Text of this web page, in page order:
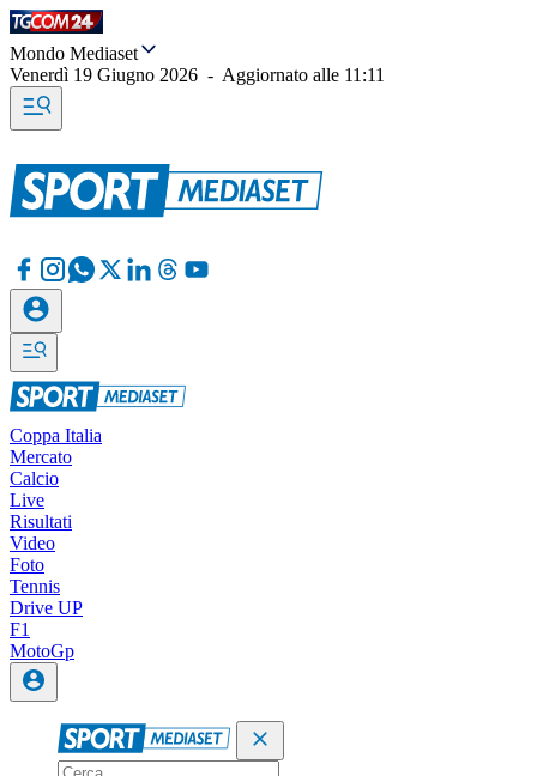
Mondo Mediaset
Venerdì 19 Giugno 2026 - Aggiornato alle 11:11
Coppa Italia
Mercato
Calcio
Live
Risultati
Video
Foto
Tennis
Drive UP
F1
MotoGp